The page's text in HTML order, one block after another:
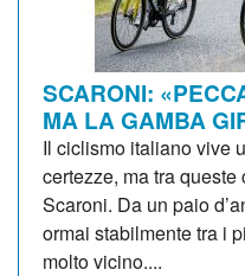
SCARONI:
MA LA GAMBA
Il ciclismo italiano vive
certezze, ma tra queste
Scaroni. Da un paio
ormai stabilmente tra i
molto vicino....